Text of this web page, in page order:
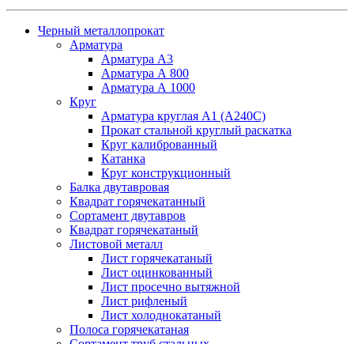
Черный металлопрокат
Арматура
Арматура А3
Арматура А 800
Арматура А 1000
Круг
Арматура круглая А1 (А240C)
Прокат стальной круглый раскатка
Круг калиброванный
Катанка
Круг конструкционный
Балка двутавровая
Квадрат горячекатанный
Сортамент двутавров
Квадрат горячекатаный
Листовой металл
Лист горячекатаный
Лист оцинкованный
Лист просечно вытяжной
Лист рифленый
Лист холоднокатаный
Полоса горячекатаная